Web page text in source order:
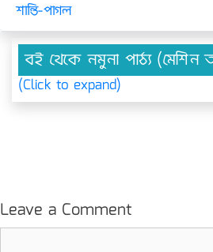
শান্তি-পাগল
বই থেকে নমুনা পাঠ্য (মেশিন
(Click to expand)
Leave a Comment